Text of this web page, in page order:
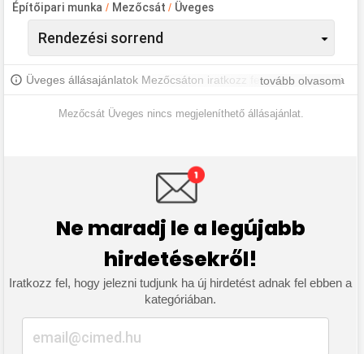
Építőipari munka / Mezőcsát/ Üveges
Üveges állásajánlatok Mezőcsáton iratkozz fel, hogy értesülj a
tovább olvasom
Mezőcsát Üveges nincs megjeleníthető állásajánlat.
Ne maradj le a legújabb
hirdetésekről!
Iratkozz fel, hogy jelezni tudjunk ha új hirdetést adnak fel ebben a
kategóriában.